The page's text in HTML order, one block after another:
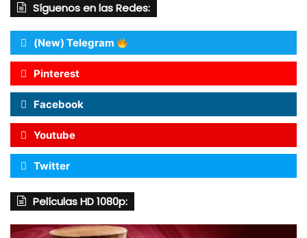
Síguenos en las Redes:
(New) Telegram
Pinterest
Facebook
Youtube
Twitter
Películas HD 1080p: